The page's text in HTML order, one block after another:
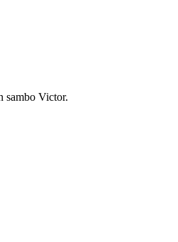
sambo Victor.